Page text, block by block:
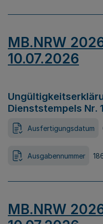
MB.NRW
10.07.2026
Dienststempels Nr.
Ausfertigungsdatum
Ausgabennummer
MB.NRW